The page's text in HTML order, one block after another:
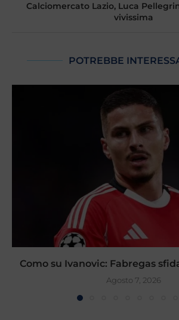
Calciomercato Lazio, Luca
vivissima
POTREBBE
Como su Ivanovic: Fabregas
Agosto 7, 2026